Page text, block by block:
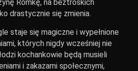
Romkę, na beztroskich
drastycznie się zmienia.
staje się magiczne i wypełnione
których nigdy wcześniej nie
kochankowie będą musieli
i zakazami społecznymi,